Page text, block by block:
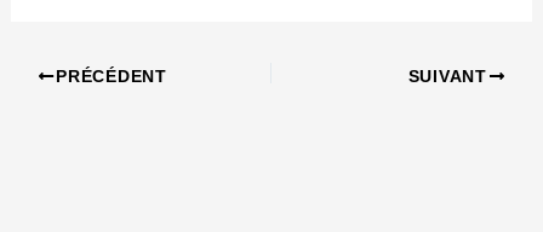
PRÉCÉDENT SUIVANT